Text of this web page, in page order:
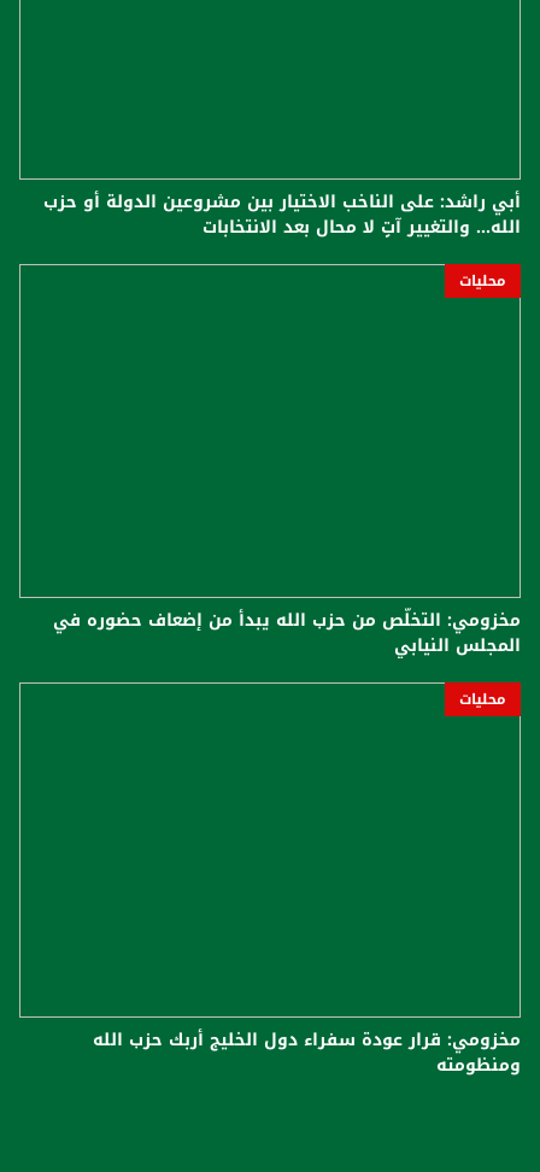
أبي راشد: على الناخب الاختيار بين مشروعين الدولة أو حزب
الله... والتغيير آتٍ لا محال بعد الانتخابات
محليات
مخزومي: التخلّص من حزب الله يبدأ من إضعاف حضوره في
المجلس النيابي
محليات
مخزومي: قرار عودة سفراء دول الخليج أربك حزب الله
ومنظومته